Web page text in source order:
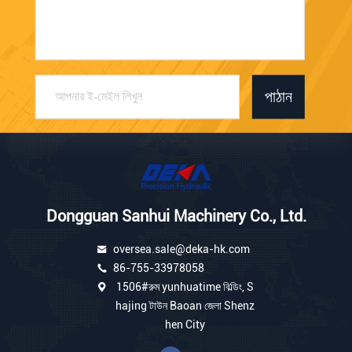
পাঠান
Dongguan Sanhui Machinery Co., Ltd.
oversea.sale@deka-hk.com
86-755-33978058
1506#রুম yunhuatime বিল্ডিং, S
hajing টাউন Baoan জেলা Shenz
hen City